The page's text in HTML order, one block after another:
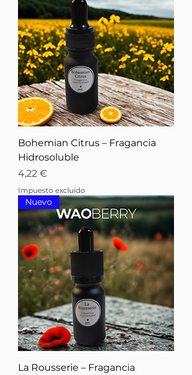
Bohemian Citrus – Fragancia
Hidrosoluble
Precio
4,22 €
Impuesto excluido
Nuevo
La Rousserie – Fragancia